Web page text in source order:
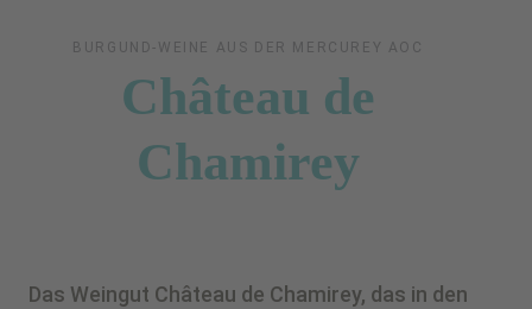
BURGUND-WEINE AUS DER MERCUREY AOC
Château de
Chamirey
Das Weingut Château de Chamirey, das in den